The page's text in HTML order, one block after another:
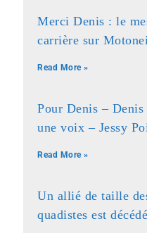
Merci Denis : le
carrière sur
Read More »
Pour Denis – Denis
une voix – Jessy
Read More »
Un allié de taille
quadistes est décédé